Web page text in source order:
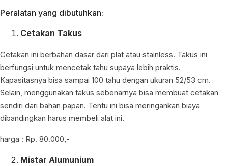
Peralatan yang dibutuhkan:
Cetakan Takus
Cetakan ini berbahan dasar dari plat atau stainless. Takus ini
berfungsi untuk mencetak tahu supaya lebih praktis.
Kapasitasnya bisa sampai 100 tahu dengan ukuran 52/53 cm.
Selain, menggunakan takus sebenarnya bisa membuat cetakan
sendiri dari bahan papan. Tentu ini bisa meringankan biaya
dibandingkan harus membeli alat ini.
harga : Rp. 80.000,-
Mistar Alumunium